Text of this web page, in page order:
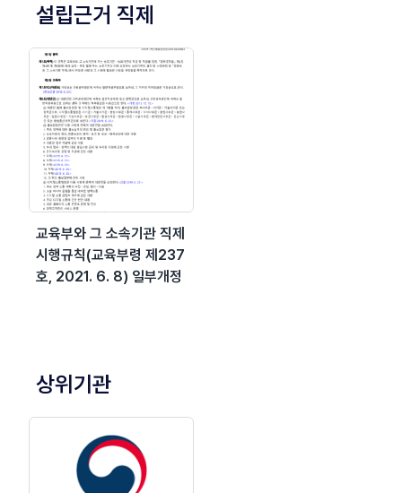
설립근거 직제
교육부와 그 소속기관 직제
시행규칙(교육부령 제237
호, 2021. 6. 8) 일부개정
상위기관